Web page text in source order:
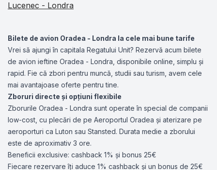
Lucenec - Londra
Bilete de avion Oradea - Londra la cele mai bune tarife
Vrei să ajungi în capitala Regatului Unit? Rezervă acum bilete
de avion ieftine Oradea - Londra, disponibile online, simplu și
rapid. Fie că zbori pentru muncă, studii sau turism, avem cele
mai avantajoase oferte pentru tine.
Zboruri directe și opțiuni flexibile
Zborurile Oradea - Londra sunt operate în special de companii
low-cost, cu plecări de pe Aeroportul Oradea și aterizare pe
aeroporturi ca Luton sau Stansted. Durata medie a zborului
este de aproximativ 3 ore.
Beneficii exclusive: cashback 1% și bonus 25€
Fiecare rezervare îți aduce 1% cashback și un bonus de 25€